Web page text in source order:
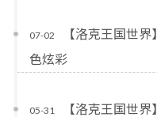
07-02
【洛克王国世
色炫彩
05-31 【洛克王国世